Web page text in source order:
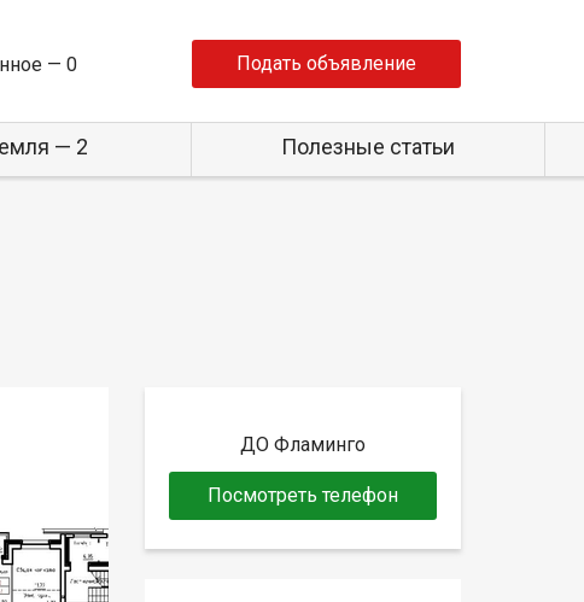
— 0 Подать объявление
— 2 Полезные статьи
ДО Фламинго
Посмотреть телефон